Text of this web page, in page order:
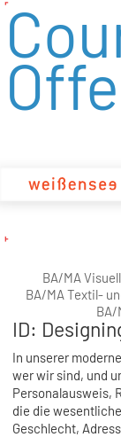
zum
Inhalt
BA/MA
BA/MA Textil-
BA/
ID:
In unserer
wer wir sind, und
Personalausweis,
die die
Geschlecht,